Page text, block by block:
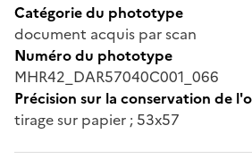
Catégorie du phototype
document acquis par scan
Numéro du phototype
MHR42_DAR57040C001_066
Précision sur la conservation de
tirage sur papier ; 53x57